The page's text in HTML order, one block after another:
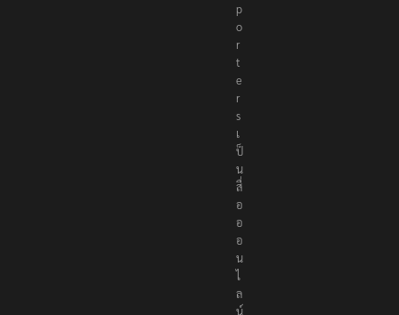
p
o
r
t
e
r
s
เ
ป็
น
สื่
อ
อ
อ
น
ไ
ล
น์